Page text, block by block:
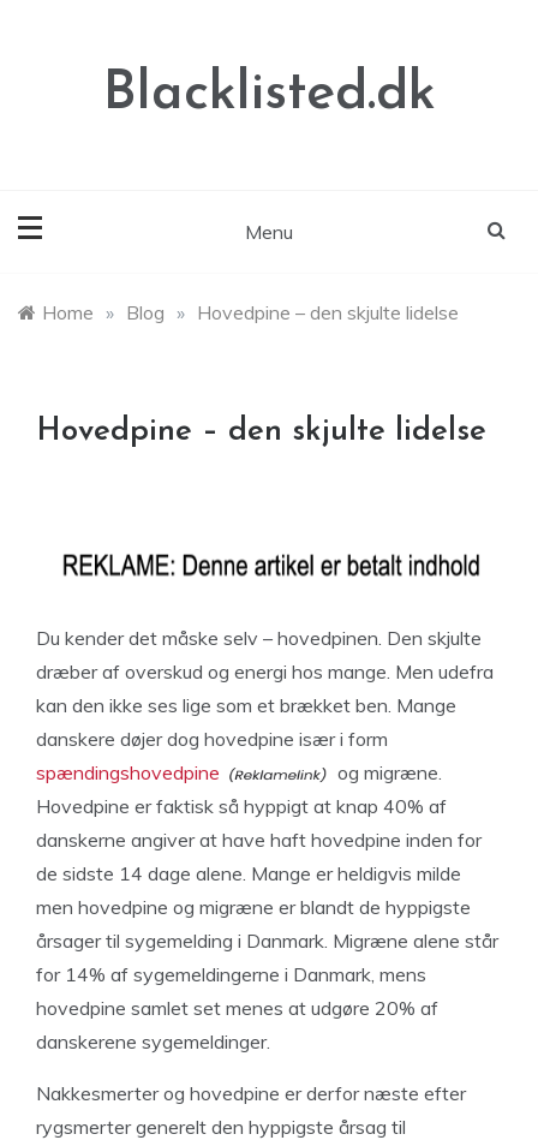
Blacklisted.dk
Menu
Home » Blog » Hovedpine – den skjulte lidelse
Hovedpine – den skjulte lidelse
Du kender det måske selv – hovedpinen. Den skjulte
dræber af overskud og energi hos mange. Men udefra
kan den ikke ses lige som et brækket ben. Mange
danskere døjer dog hovedpine især i form
spændingshovedpine
og migræne.
Hovedpine er faktisk så hyppigt at knap 40% af
danskerne angiver at have haft hovedpine inden for
de sidste 14 dage alene. Mange er heldigvis milde
men hovedpine og migræne er blandt de hyppigste
årsager til sygemelding i Danmark. Migræne alene står
for 14% af sygemeldingerne i Danmark, mens
hovedpine samlet set menes at udgøre 20% af
danskerene sygemeldinger.
Nakkesmerter og hovedpine er derfor næste efter
rygsmerter generelt den hyppigste årsag til